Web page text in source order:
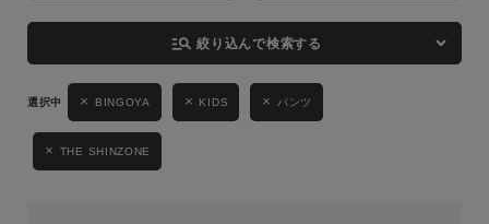
キーワード
性別
MENS LADIES
manage_search 絞り込んで検索する
BINGOYA KIDS パンツ
THE SHINZONE